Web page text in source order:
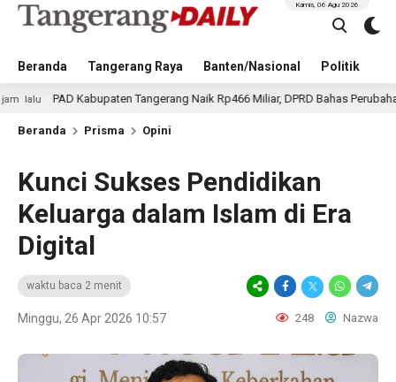
Beranda Tangerang Raya Banten/Nasional Politik
Kamis, 06 Agu 2026
Kabupaten Tangerang Naik Rp466 Miliar, DPRD Bahas Perubahan KUA-PPAS
Beranda Prisma Opini
Kunci Sukses Pendidikan
Keluarga dalam Islam di Era
Digital
waktu baca 2 menit
Minggu, 26 Apr 2026 10:57 248 Nazwa